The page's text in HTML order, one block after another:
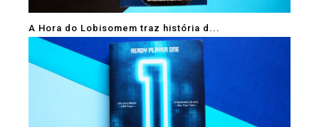
A Hora do Lobisomem traz história d...